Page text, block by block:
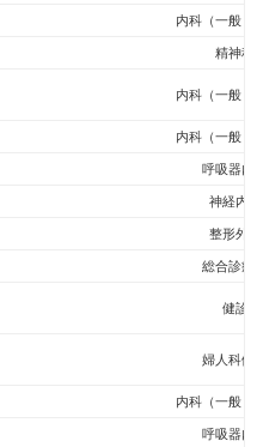
内科（一般・
精神科
内科（一般・
内科（一般・
呼吸器内
神経内科
整形外科
総合診療
健診
婦人科健
内科（一般・
呼吸器内